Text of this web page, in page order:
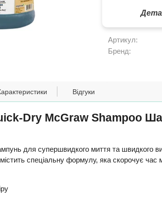
Артикул:
Бренд:
Відгуки
Dry McGraw Shampoo
для супершвидкого миття та швидкого
спеціальну формулу, яка скорочує час